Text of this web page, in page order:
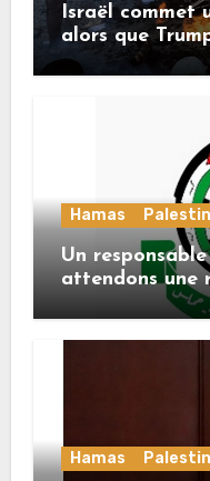
Israël commet
alors que
«décapitation»
Hamas
Un
attendons une
Mladenov
route de la
Hamas